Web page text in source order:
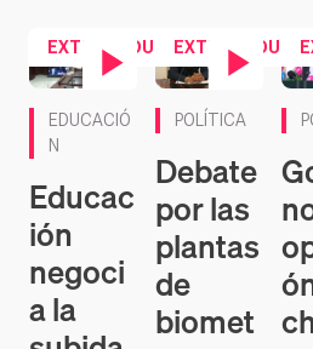
EXTREMADURA
EDUCACIÓ
N
Educac
ión
negoci
a la
EXTREMADURA
POLÍTICA
Debate
por las
plantas
de
biomet